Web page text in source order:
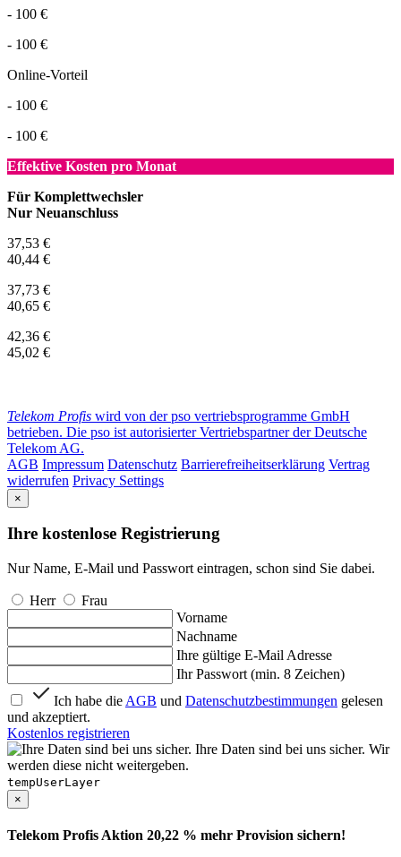
- 100 €
- 100 €
Online-Vorteil
- 100 €
- 100 €
Effektive Kosten pro Monat
Für Komplettwechsler
Nur Neuanschluss
37,53 €
40,44 €
37,73 €
40,65 €
42,36 €
45,02 €
Telekom Profis wird von der pso vertriebsprogramme GmbH
betrieben. Die pso ist autorisierter Vertriebspartner der Deutsche
Telekom AG.
AGB Impressum Datenschutz Barrierefreiheitserklärung Vertrag
widerrufen Privacy Settings
×
Ihre kostenlose Registrierung
Nur Name, E-Mail und Passwort eintragen, schon sind Sie dabei.
Herr
Frau
Vorname
Nachname
Ihre gültige E-Mail Adresse
Ihr Passwort (min. 8 Zeichen)
Ich habe die AGB und Datenschutzbestimmungen gelesen
und akzeptiert.
Kostenlos registrieren
Ihre Daten sind bei uns sicher. Wir
werden diese nicht weitergeben.
tempUserLayer
×
Telekom Profis Aktion 20,22 % mehr Provision sichern!